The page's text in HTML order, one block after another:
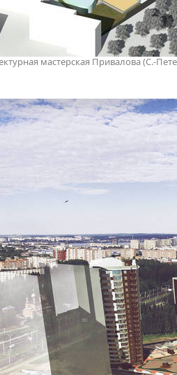
мастерская Привалова (С.-